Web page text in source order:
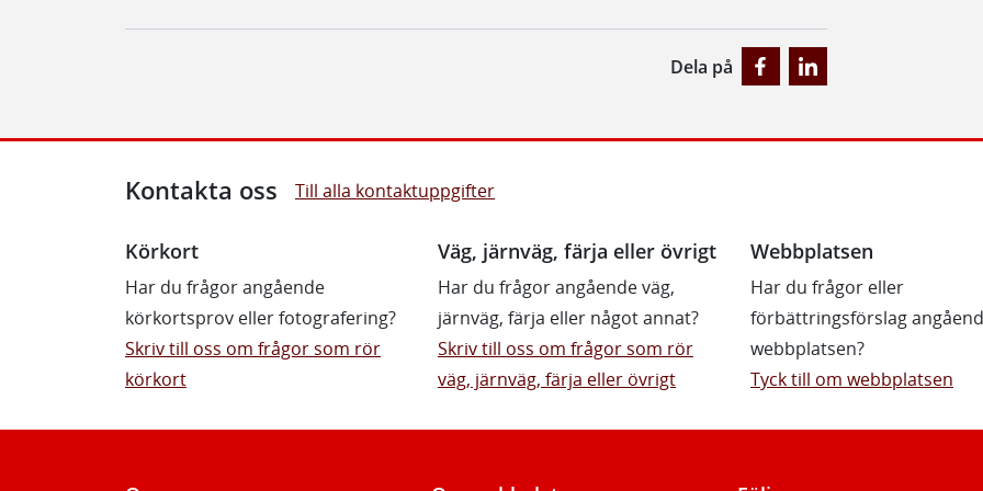
Dela på
Kontakta oss Till alla kontaktuppgifter
Körkort
Har du frågor angående
körkortsprov eller fotografering?
Skriv till oss om frågor som rör
körkort
Väg, järnväg, färja eller övrigt
Har du frågor angående väg,
järnväg, färja eller något annat?
Skriv till oss om frågor som rör
väg, järnväg, färja eller övrigt
Webbplatsen
Har du frågor eller
förbättringsförslag
webbplatsen?
Tyck till om webbplatsen